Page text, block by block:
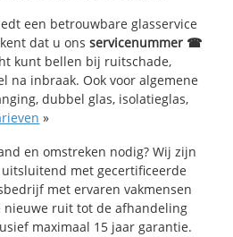
een betrouwbare glasservice
dat u onsservicenummer ☎
kunt bellen bij ruitschade,
na inbraak. Ook voor algemene
dubbel glas, isolatieglas,
»
en omstreken nodig? Wij zijn
uitsluitend met gecertificeerde
met ervaren vakmensen
nieuwe ruit tot de afhandeling
maximaal 15 jaar garantie.